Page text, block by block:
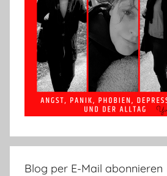
Blog per E-Mail abonnieren